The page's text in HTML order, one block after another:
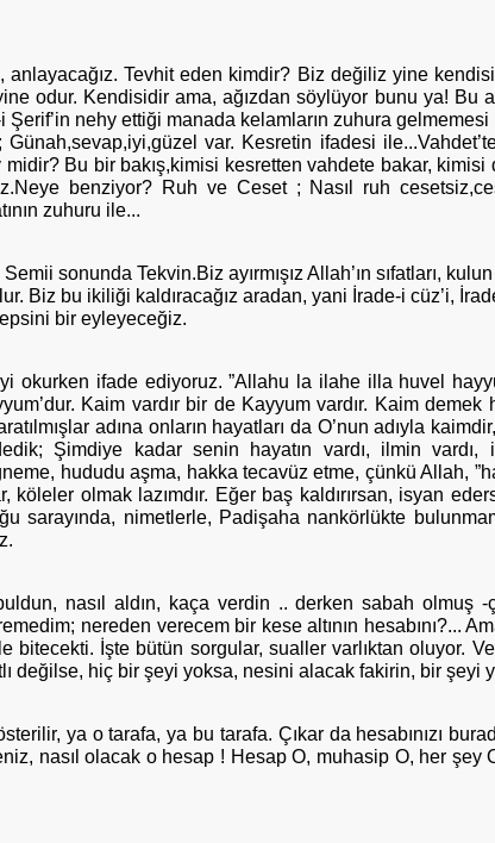
anlayacağız. Tevhit eden kimdir? Biz değiliz yine
odur. Kendisidir ama, ağızdan söylüyor bunu ya! Bu
nehy ettiği manada kelamların zuhura gelmemesi
var. Kesretin ifadesi
Bu bir bakış,kimisi kesretten vahdete bakar, kimisi
benziyor? Ruh ve Ceset ; Nasıl ruh
zuhuru ile...
sonunda Tekvin.Biz ayırmışız Allah’ın sıfatları, kulun
Biz bu ikiliği kaldıracağız aradan, yani İrade-i cüz’i,
bir eyleyeceğiz.
okurken ifade ediyoruz. ”Allahu la ilahe illa huvel
Kaim vardır bir de Kayyum vardır. Kaim demek
adına onların hayatları da O’nun adıyla
Şimdiye kadar senin hayatın vardı, ilmin vardı,
hududu aşma, hakka tecavüz etme, çünkü Allah,
köleler olmak lazımdır. Eğer baş kaldırırsan, isyan
nimetlerle, Padişaha nankörlükte
nasıl aldın, kaça verdin .. derken sabah olmuş -
nereden verecem bir kese altının hesabını?...
İşte bütün sorgular, sualler varlıktan oluyor.
değilse, hiç bir şeyi yoksa, nesini alacak fakirin, bir şeyi
ya o tarafa, ya bu tarafa. Çıkar da hesabınızı
nasıl olacak o hesap ! Hesap O, muhasip O, her şey